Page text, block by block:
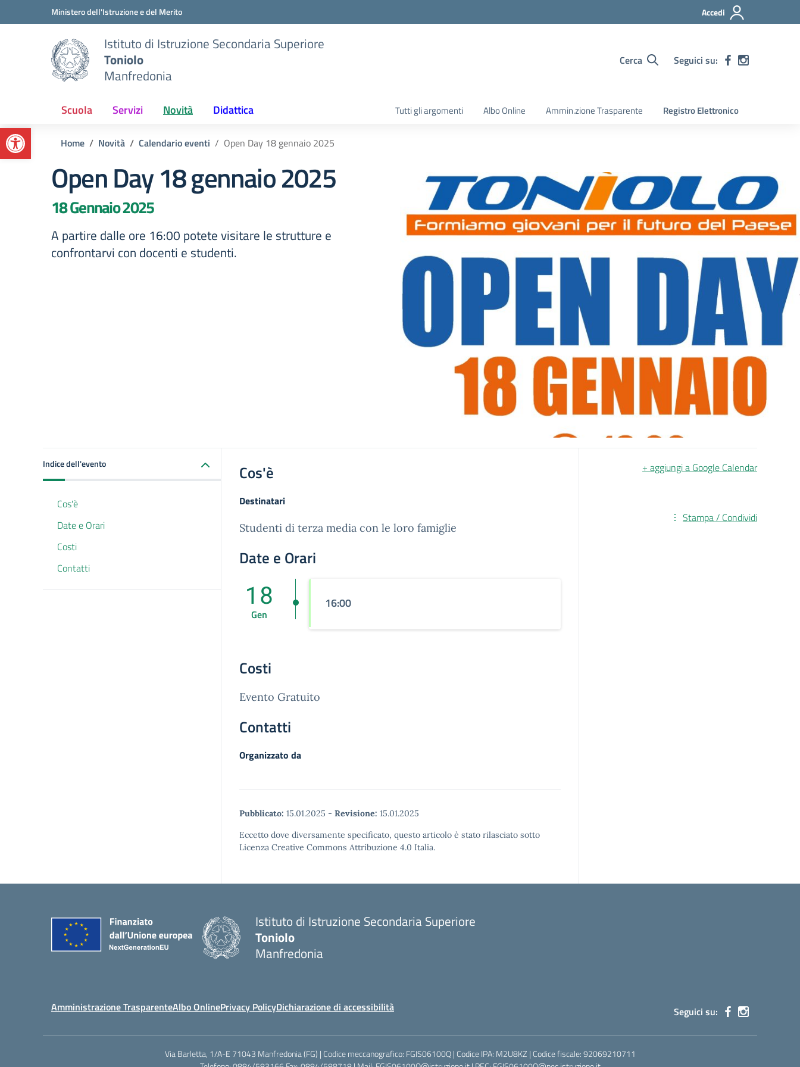
Apri la barra degli strumenti
Vai ai contenuti
Vai al menu di navigazioneMinistero dell'Istruzione e del Merito Accedi
Istituto di Istruzione Secondaria Superiore
Toniolo
Manfredonia
Cerca Seguici su:
Scuola Servizi Novità Didattica Tutti gli argomenti Albo Online Ammin.zione Trasparente Registro Elettronico
Home Novità Calendario eventi Open Day 18 gennaio 2025
Open Day 18 gennaio 2025
18 Gennaio 2025
A partire dalle ore 16:00 potete visitare le strutture e
confrontarvi con docenti e studenti.
Indice dell'evento
Cos'è
Date e Orari
Costi
Contatti
Cos'è
Destinatari
Studenti di terza media con le loro famiglie
Date e Orari
16:00
18
Gen
Costi
Evento Gratuito
Contatti
Organizzato da
Pubblicato: 15.01.2025 - Revisione: 15.01.2025
Eccetto dove diversamente specificato, questo articolo è stato rilasciato sotto
Licenza Creative Commons Attribuzione 4.0 Italia.
+ aggiungi a Google Calendar
Stampa / Condividi
Istituto di Istruzione Secondaria Superiore
Toniolo
Manfredonia
Amministrazione TrasparenteAlbo OnlinePrivacy PolicyDichiarazione di accessibilità Seguici su:
Via Barletta, 1/A-E 71043 Manfredonia (FG) | Codice meccanografico: FGIS06100Q | Codice IPA: M2U8KZ | Codice fiscale: 92069210711